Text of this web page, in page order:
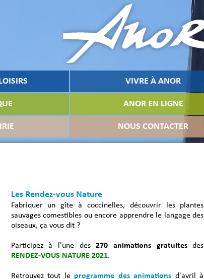
VIVRE À ANOR
ANOR EN LIGNE
NOUS CONTACTER
Les Rendez-vous Nature
Fabriquer un gîte à coccinelles, découvrir les plantes
sauvages comestibles ou encore apprendre le langage des
oiseaux, ça vous dit ?
Participez à l'une des270 animations gratuitesdes
RENDEZ-VOUS NATURE 2021.
Retrouvez tout le programme des animations d'avril à